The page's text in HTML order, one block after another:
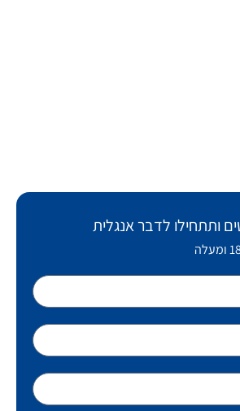
ותתחילו לדבר אנגלית